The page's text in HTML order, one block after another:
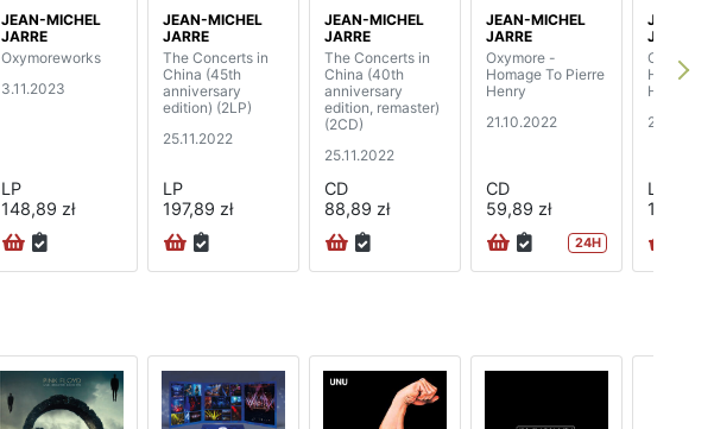
JEAN-MICHEL
JARRE
Oxymoreworks
3.11.2023
LP
148,89 zł
JEAN-MICHEL
JARRE
The Concerts in
China (45th
anniversary
edition) (2LP)
25.11.2022
LP
197,89 zł
JEAN-MICHEL
JARRE
The Concerts in
China (40th
anniversary
edition, remaster)
(2CD)
25.11.2022
CD
88,89 zł
JEAN-MICHEL
JARRE
Oxymore -
Homage To Pierre
Henry
21.10.2022
CD
59,89 zł
24H
JEAN-
JARRE
Oxymore
Homage
Henry
LP
192,89